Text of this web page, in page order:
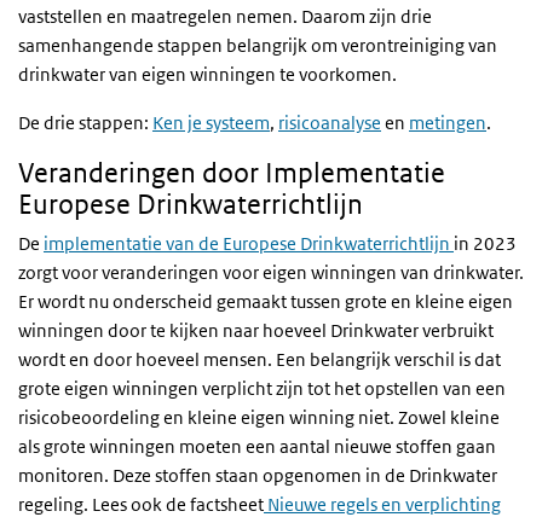
vaststellen en maatregelen nemen. Daarom zijn drie
samenhangende stappen belangrijk om verontreiniging van
drinkwater van eigen winningen te voorkomen.
De drie stappen: Ken je systeem, risicoanalyse en metingen.
Veranderingen door Implementatie
Europese Drinkwaterrichtlijn
De implementatie van de Europese Drinkwaterrichtlijn in 2023
zorgt voor veranderingen voor eigen winningen van drinkwater.
Er wordt nu onderscheid gemaakt tussen grote en kleine eigen
winningen door te kijken naar hoeveel Drinkwater verbruikt
wordt en door hoeveel mensen. Een belangrijk verschil is dat
grote eigen winningen verplicht zijn tot het opstellen van een
risicobeoordeling en kleine eigen winning niet. Zowel kleine
als grote winningen moeten een aantal nieuwe stoffen gaan
monitoren. Deze stoffen staan opgenomen in de Drinkwater
regeling. Lees ook de factsheet Nieuwe regels en verplichting